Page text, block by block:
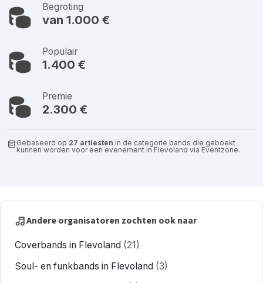
Begroting
van 1.000 €
Populair
1.400 €
Premie
2.300 €
Gebaseerd op 27 artiesten in de categorie bands die geboekt
kunnen worden voor een evenement in Flevoland via Eventzone.
Andere organisatoren zochten ook naar
Coverbands in Flevoland (21)
Soul- en funkbands in Flevoland (3)